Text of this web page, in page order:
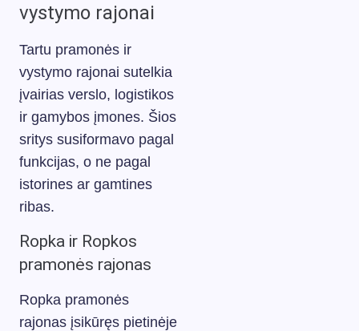
vystymo rajonai
Tartu pramonės ir
vystymo rajonai sutelkia
įvairias verslo, logistikos
ir gamybos įmones. Šios
sritys susiformavo pagal
funkcijas, o ne pagal
istorines ar gamtines
ribas.
Ropka ir Ropkos
pramonės rajonas
Ropka pramonės
rajonas įsikūręs pietinėje